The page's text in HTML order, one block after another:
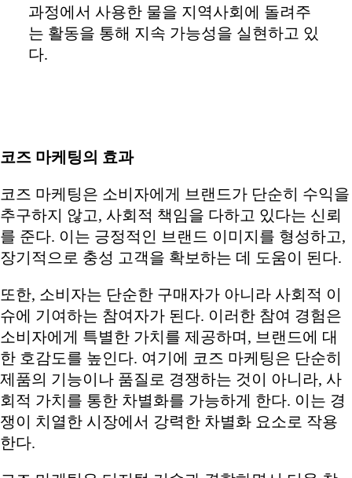
과정에서 사용한 물을 지역사회에 돌려주
는 활동을 통해 지속 가능성을 실현하고 있
다.
코즈 마케팅의 효과
코즈 마케팅은 소비자에게 브랜드가 단순히 수익을
추구하지 않고, 사회적 책임을 다하고 있다는 신뢰
를 준다. 이는 긍정적인 브랜드 이미지를 형성하고,
장기적으로 충성 고객을 확보하는 데 도움이 된다.
또한, 소비자는 단순한 구매자가 아니라 사회적 이
슈에 기여하는 참여자가 된다. 이러한 참여 경험은
소비자에게 특별한 가치를 제공하며, 브랜드에 대
한 호감도를 높인다. 여기에 코즈 마케팅은 단순히
제품의 기능이나 품질로 경쟁하는 것이 아니라, 사
회적 가치를 통한 차별화를 가능하게 한다. 이는 경
쟁이 치열한 시장에서 강력한 차별화 요소로 작용
한다.